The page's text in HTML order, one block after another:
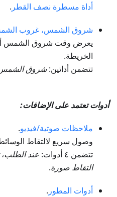
أداة مسطرة نصف القطر .
شروق الشمس، غروب
يعرض وقت شروق الشمس أو
الخريطة.
تتضمن أداتين:شروق
أدوات تعتمد على الإضافات:
ملاحظات صوتية/فيديو.
وصول سريع لالتقاط
تتضمن ٤ أدوات:
عند الطلب،
التقاط صورة.
أدوات المطور .